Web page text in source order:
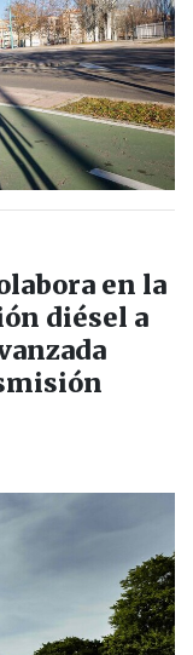
en la
diésel a